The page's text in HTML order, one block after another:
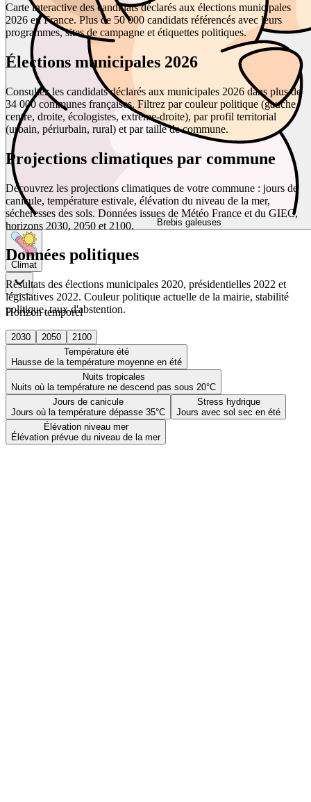
Brebis galeuses
Climat
Horizon temporel
2030 2050
2100
Température été
Hausse de la température moyenne en été
Nuits tropicales
Nuits où la température ne descend pas sous 20°C
Jours de canicule
Jours où la température dépasse 35°C
Stress hydrique
Jours avec sol sec en été
Élévation niveau mer
Élévation prévue du niveau de la mer
Carte interactive des candidats déclarés aux élections municipales
2026 en France. Plus de 50 000 candidats référencés avec leurs
programmes, sites de campagne et étiquettes politiques.
Élections municipales 2026
Consultez les candidats déclarés aux municipales 2026 dans plus de
34 000 communes françaises. Filtrez par couleur politique (gauche,
centre, droite, écologistes, extrême-droite), par profil territorial
(urbain, périurbain, rural) et par taille de commune.
Projections climatiques par commune
Découvrez les projections climatiques de votre commune : jours de
canicule, température estivale, élévation du niveau de la mer,
sécheresses des sols. Données issues de Météo France et du GIEC,
horizons 2030, 2050 et 2100.
Données politiques
Résultats des élections municipales 2020, présidentielles 2022 et
législatives 2022. Couleur politique actuelle de la mairie, stabilité
politique, taux d'abstention.